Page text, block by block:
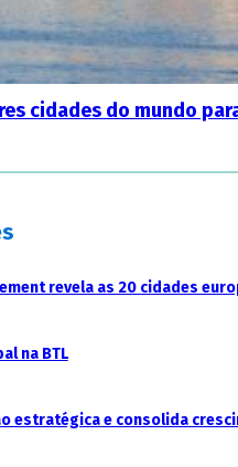
cidades do mundo
revela as 20 cidades
na BTL
estratégica e consolida